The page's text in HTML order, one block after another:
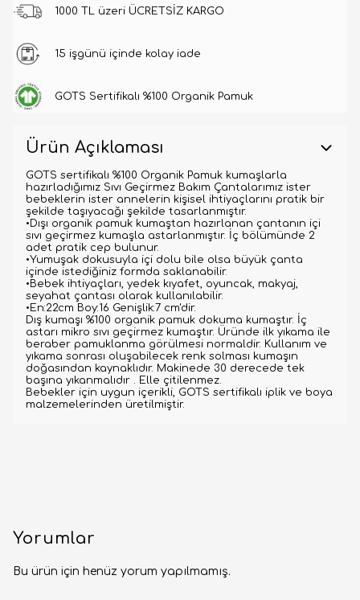
1000 TL üzeri ÜCRETSİZ KARGO
15 işgünü içinde kolay iade
GOTS Sertifikalı %100 Organik Pamuk
Ürün Açıklaması
GOTS sertifikalı %100 Organik Pamuk kumaşlarla
hazırladığımız Sıvı Geçirmez Bakım Çantalarımız ister
bebeklerin ister annelerin kişisel ihtiyaçlarını pratik bir
şekilde taşıyacağı şekilde tasarlanmıştır.
•Dışı organik pamuk kumaştan hazırlanan çantanın içi
sıvı geçirmez kumaşla astarlanmıştır. İç bölümünde 2
adet pratik cep bulunur.
•Yumuşak dokusuyla içi dolu bile olsa büyük çanta
içinde istediğiniz formda saklanabilir.
•Bebek ihtiyaçları, yedek kıyafet, oyuncak, makyaj,
seyahat çantası olarak kullanılabilir.
•En:22cm Boy:16 Genişlik:7 cm'dir.
Dış kumaşı %100 organik pamuk dokuma kumaştır. İç
astarı mikro sıvı geçirmez kumaştır. Üründe ilk yıkama ile
beraber pamuklanma görülmesi normaldir. Kullanım ve
yıkama sonrası oluşabilecek renk solması kumaşın
doğasından kaynaklıdır. Makinede 30 derecede tek
başına yıkanmalıdır . Elle çitilenmez.
Bebekler için uygun içerikli, GOTS sertifikalı iplik ve boya
malzemelerinden üretilmiştir.
Yorumlar
Bu ürün için henüz yorum yapılmamış.